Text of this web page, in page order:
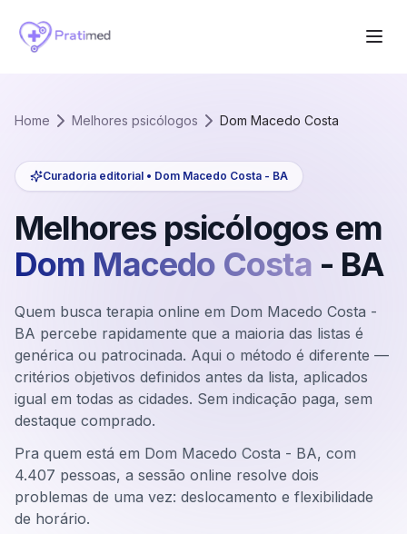
Home Melhores psicólogos Dom Macedo Costa
Curadoria editorial • Dom Macedo Costa - BA
Melhores psicólogos em
Dom Macedo Costa - BA
Quem busca terapia online em Dom Macedo Costa -
BA percebe rapidamente que a maioria das listas é
genérica ou patrocinada. Aqui o método é diferente —
critérios objetivos definidos antes da lista, aplicados
igual em todas as cidades. Sem indicação paga, sem
destaque comprado.
Pra quem está em Dom Macedo Costa - BA, com
4.407 pessoas, a sessão online resolve dois
problemas de uma vez: deslocamento e flexibilidade
de horário.